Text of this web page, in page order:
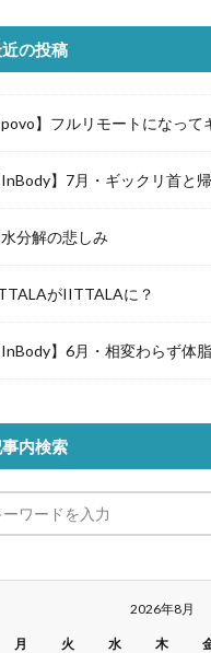
の投稿
povo】フルリモートになって
InBody】7月・ギックリ首と
分解の悲しみ
がIITTALAに？
InBody】6月・相変わらず体
内検索
2026年8月
月 火 水 木